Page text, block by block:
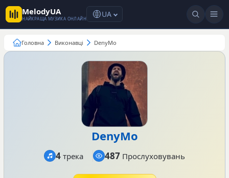
MelodyUA
НАЙКРАЩА МУЗИКА ОНЛАЙН UA
Головна Виконавці DenyMo
DenyMo
4 трека 487 Прослуховувань